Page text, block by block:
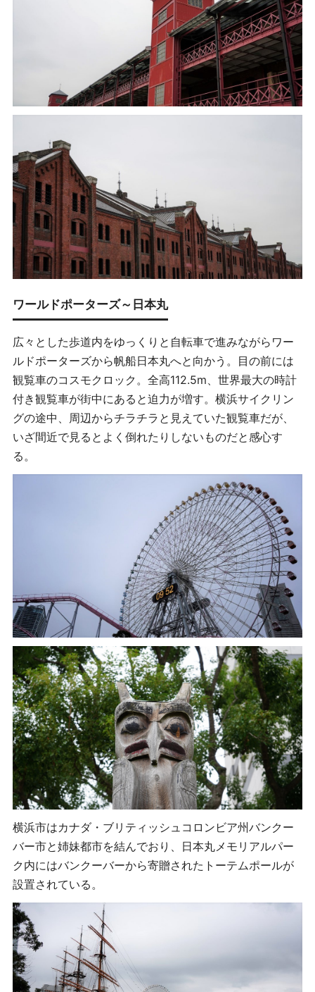
ワールドポーターズ～日本丸
広々とした歩道内をゆっくりと自転車で進みながらワー
ルドポーターズから帆船日本丸へと向かう。目の前には
観覧車のコスモクロック。全高112.5m、世界最大の時計
付き観覧車が街中にあると迫力が増す。横浜サイクリン
グの途中、周辺からチラチラと見えていた観覧車だが、
いざ間近で見るとよく倒れたりしないものだと感心す
る。
横浜市はカナダ・ブリティッシュコロンビア州バンクー
バー市と姉妹都市を結んでおり、日本丸メモリアルパー
ク内にはバンクーバーから寄贈されたトーテムポールが
設置されている。